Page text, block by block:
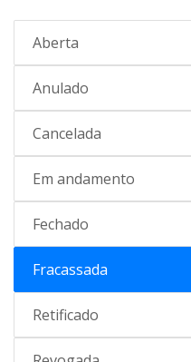
Aberta
Anulado
Cancelada
Em andamento
Fechado
Fracassada
Retificado